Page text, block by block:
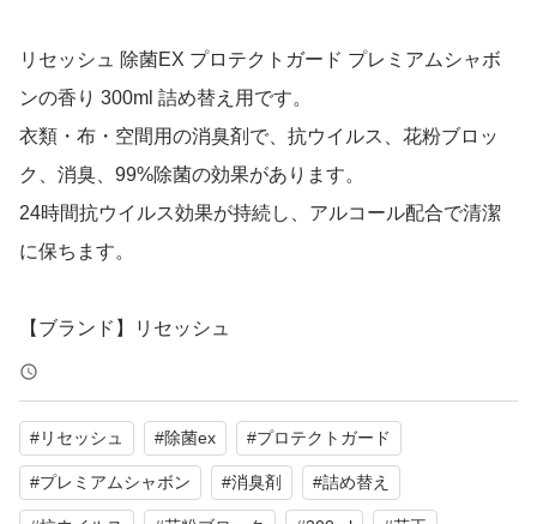
リセッシュ 除菌EX プロテクトガード プレミアムシャボ
ンの香り 300ml 詰め替え用です。
衣類・布・空間用の消臭剤で、抗ウイルス、花粉ブロッ
ク、消臭、99%除菌の効果があります。
24時間抗ウイルス効果が持続し、アルコール配合で清潔
に保ちます。
【ブランド】リセッシュ
【商品名】除菌EX プロテクトガード プレミアムシャボン
の香り
【容量】300ml
【用途】衣類・布・空間用消臭剤
#リセッシュ #除菌ex #プロテクトガード
#プレミアムシャボン #消臭剤 #詰め替え